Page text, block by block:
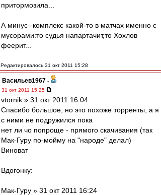
притормозила...
А минус--комплекс какой-то в матчах именно с
мусорами:то судья напартачит,то Хохлов
феерит...
Редактировалось 31 окт 2011 15:28
Васильев1967 -
31 окт 2011 15:25
vtornik » 31 окт 2011 16:04
Спасибо большое, но это похоже торренты, а я
с ними не подружился пока
нет ли чо попроще - прямого скачивания (так
Мак-Гуру по-мойму на "народе" делал)
Виноват
Вдогонку:
Мак-Гуру » 31 окт 2011 16:24